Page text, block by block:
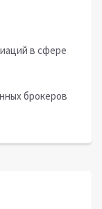
в сфере
брокеров